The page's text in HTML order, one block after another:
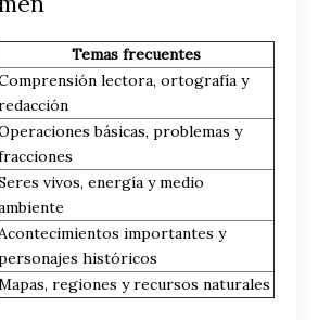
Temas frecuentes
lectora, ortografía y
básicas, problemas y
vivos, energía y medio
importantes y
históricos
regiones y recursos naturales